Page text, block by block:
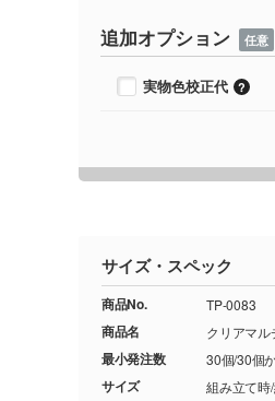
追加オプション 任意
実物色校正代
サイズ・スペック
商品No. TP-0083
商品名 クリアマル
最小発注数 30個/30個
サイズ 組み立て時